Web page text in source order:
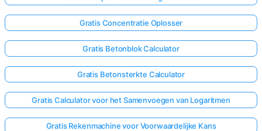
Gratis Concentratie Oplosser
Gratis Betonblok Calculator
Gratis Betonsterkte Calculator
Gratis Calculator voor het Samenvoegen van Logaritmen
Gratis Rekenmachine voor Voorwaardelijke Kans